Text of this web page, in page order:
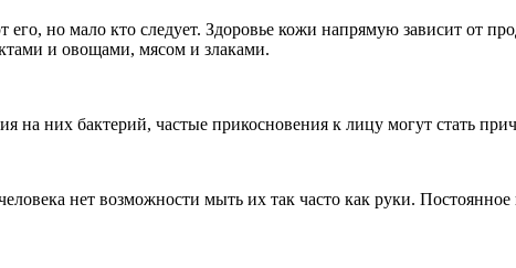
его, но мало кто следует. Здоровье кожи напрямую зависит от
и овощами, мясом и злаками.
на них бактерий, частые прикосновения к лицу могут стать
нет возможности мыть их так часто как руки.